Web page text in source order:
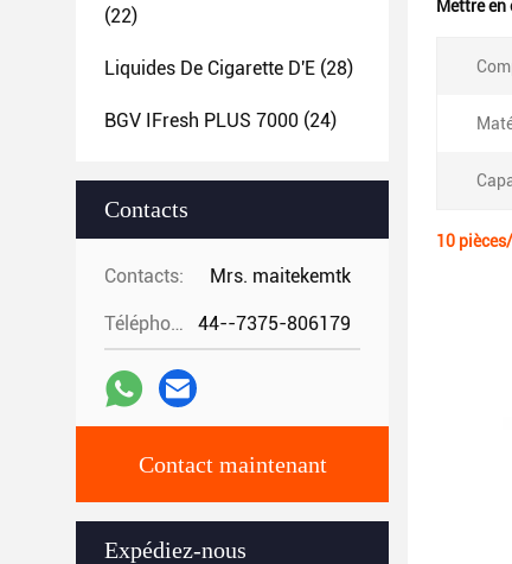
(22)
Liquides De Cigarette D'E (28)
BGV IFresh PLUS 7000 (24)
Contacts
Contacts: Mrs. maitekemtk
Téléphone: 44--7375-806179
Contact maintenant
Expédiez-nous
Mettre en
10